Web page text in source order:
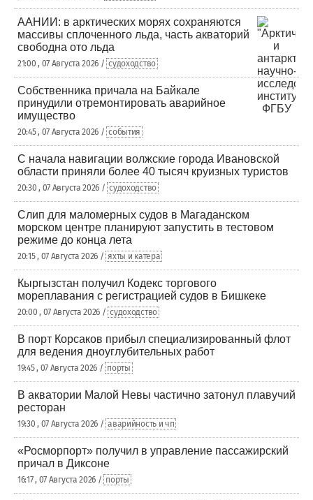
ААНИИ: в арктических морях сохраняются
массивы сплоченного льда, часть акваторий
свободна ото льда
21:00 , 07 Августа 2026 / судоходство
Собственника причала на Байкале
принудили отремонтировать аварийное
имущество
20:45 , 07 Августа 2026 / события
С начала навигации волжские города Ивановской
области приняли более 40 тысяч круизных туристов
20:30 , 07 Августа 2026 / судоходство
Слип для маломерных судов в Магаданском
морском центре планируют запустить в тестовом
режиме до конца лета
20:15 , 07 Августа 2026 / яхты и катера
Кыргызстан получил Кодекс торгового
мореплавания с регистрацией судов в Бишкеке
20:00 , 07 Августа 2026 / судоходство
В порт Корсаков прибыл специализированный флот
для ведения дноуглубительных работ
19:45 , 07 Августа 2026 / порты
В акватории Малой Невы частично затонул плавучий
ресторан
19:30 , 07 Августа 2026 / аварийность и чп
«Росморпорт» получил в управление пассажирский
причал в Диксоне
16:17 , 07 Августа 2026 / порты